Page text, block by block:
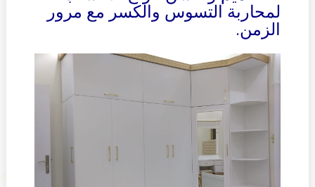
لمحاربة التسوس والكسر مع مرور
الزمن.